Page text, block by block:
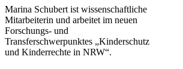
Marina Schubert ist wissenschaftliche
Mitarbeiterin und arbeitet im neuen
Forschungs- und
Transferschwerpunktes „Kinderschutz
und Kinderrechte in NRW“.